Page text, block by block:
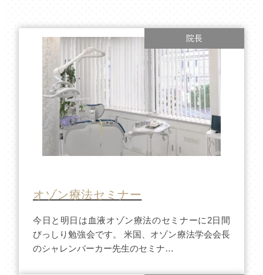
院長
オゾン療法セミナー
今日と明日は血液オゾン療法のセミナーに2日間
びっしり勉強会です。 米国、オゾン療法学会会長
のシャレンバーカー先生のセミナ…